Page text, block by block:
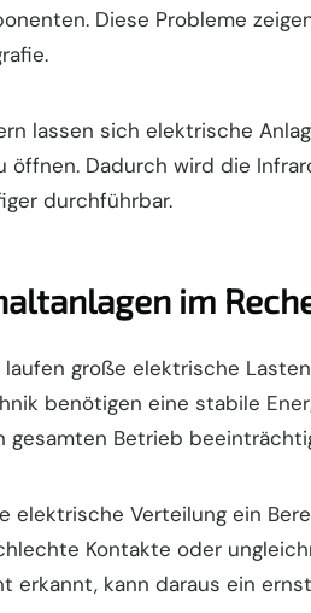
Diese Probleme
lassen sich elektrische
öffnen. Dadurch wird die
durchführbar.
im
große elektrische
benötigen eine stabile
gesamten Betrieb
elektrische Verteilung ein
Kontakte oder
erkannt, kann daraus ein